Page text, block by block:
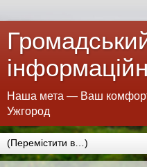
Наша мета — Ваш комфорт
Ужгород